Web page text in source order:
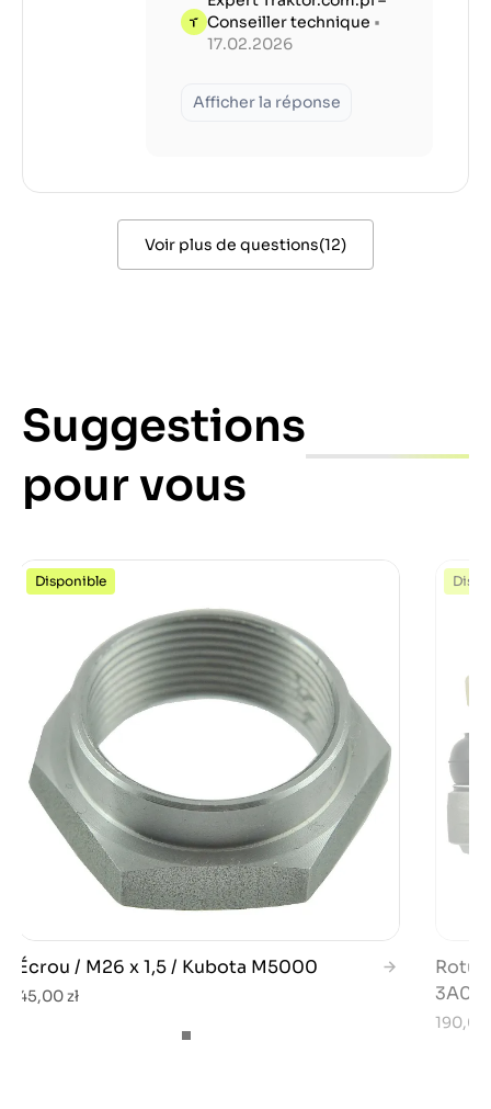
Conseiller technique •
17.02.2026
Afficher la réponse
Voir plus de questions(12)
Suggestions
pour vous
Disponible
Écrou / M26 x 1,5 / Kubota M5000
45,00 zł
190,00